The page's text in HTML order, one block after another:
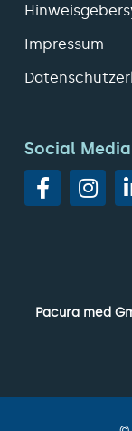
Impressum
Social Media
Pacura med